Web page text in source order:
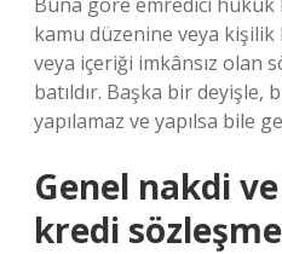
kamu düzenine veya kişilik
veya içeriği imkânsız olan
batıldır. Başka bir deyişle,
yapılamaz ve yapılsa bile
Genel nakdi
kredi